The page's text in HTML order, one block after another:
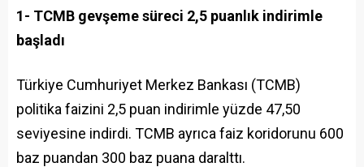
1- TCMB gevşeme süreci 2,5 puanlık indirimle
başladı
Türkiye Cumhuriyet Merkez Bankası (TCMB)
politika faizini 2,5 puan indirimle yüzde 47,50
seviyesine indirdi. TCMB ayrıca faiz koridorunu 600
baz puandan 300 baz puana daralttı.